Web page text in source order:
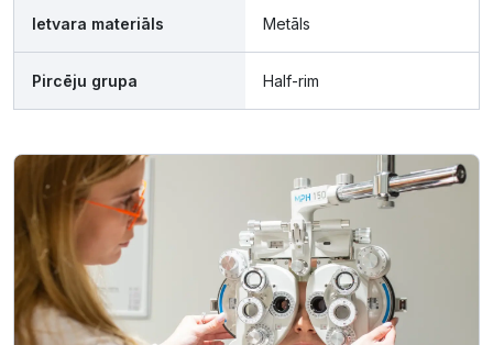
Ietvara materiāls Metāls
Pircēju grupa Half-rim